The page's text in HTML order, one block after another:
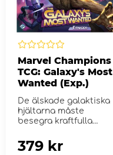
Marvel Champions
TCG: Galaxy's Most
Wanted (Exp.)
De älskade galaktiska
hjältarna måste
besegra kraftfulla
379 kr